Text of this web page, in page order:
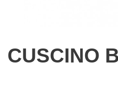
CUSCINO